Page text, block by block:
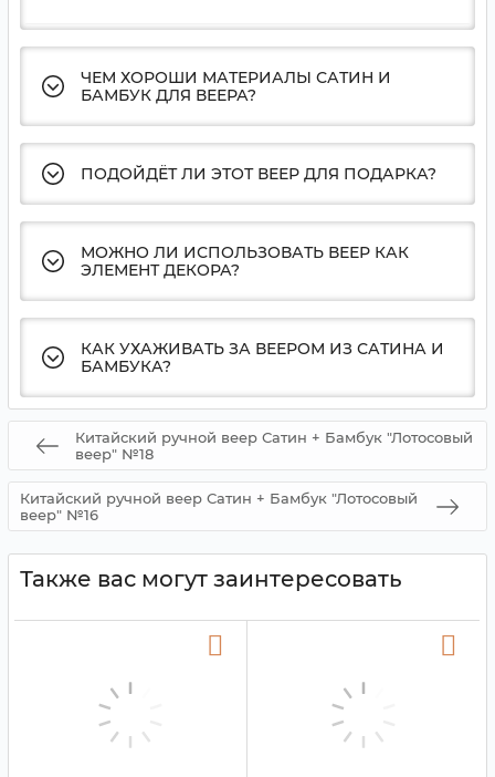
ЧЕМ ХОРОШИ МАТЕРИАЛЫ САТИН И
БАМБУК ДЛЯ ВЕЕРА?
ПОДОЙДЁТ ЛИ ЭТОТ ВЕЕР ДЛЯ ПОДАРКА?
МОЖНО ЛИ ИСПОЛЬЗОВАТЬ ВЕЕР КАК
ЭЛЕМЕНТ ДЕКОРА?
КАК УХАЖИВАТЬ ЗА ВЕЕРОМ ИЗ САТИНА И
БАМБУКА?
Китайский ручной веер Сатин + Бамбук "Лотосовый
веер" №18
Китайский ручной веер Сатин + Бамбук "Лотосовый
веер" №16
Также вас могут заинтересовать